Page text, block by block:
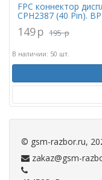
FPC коннектор
CPH2387 (40 Pin).
149p 195 p
В наличии: 50 шт.
© gsm-razbor.ru,
zakaz@gsm-